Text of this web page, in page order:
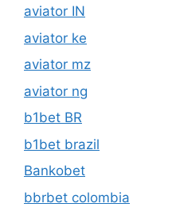
aviator IN
aviator ke
aviator mz
aviator ng
b1bet BR
b1bet brazil
Bankobet
bbrbet colombia